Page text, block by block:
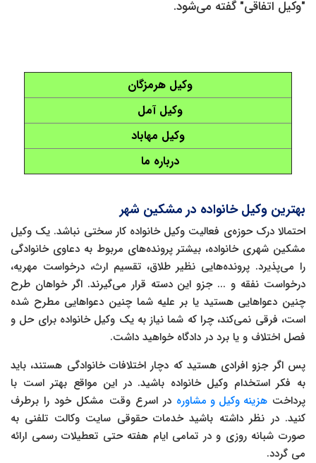
"وکیل اتفاقی" گفته می‌شود.
وکیل هرمزگان
وکیل آمل
وکیل مهاباد
درباره ما
بهترین وکیل خانواده در مشکین شهر
احتمالا درک حوزه‌ی فعالیت وکیل خانواده کار سختی نباشد. یک وکیل
مشکین شهری خانواده، بیشتر پرونده‌های مربوط به دعاوی خانوادگی
را می‌پذیرد. پرونده‌هایی نظیر طلاق، تقسیم ارث، درخواست مهریه،
درخواست نفقه و ... جزو این دسته قرار می‌گیرند. اگر خواهان طرح
چنین دعواهایی هستید یا بر علیه شما چنین دعواهایی مطرح شده
است، فرقی نمی‌کند، چرا که شما نیاز به یک وکیل خانواده برای حل و
فصل اختلاف و یا برد در دادگاه خواهید داشت.
پس اگر جزو افرادی هستید که دچار اختلافات خانوادگی هستند، باید
به فکر استخدام وکیل خانواده باشید. در این مواقع بهتر است با
پرداختهزینه وکیل و مشاوره در اسرع وقت مشکل خود را برطرف
کنید. در نظر داشته باشید خدمات حقوقی سایت وکالت تلفنی به
صورت شبانه روزی و در تمامی ایام هفته حتی تعطیلات رسمی ارائه
می گردد.